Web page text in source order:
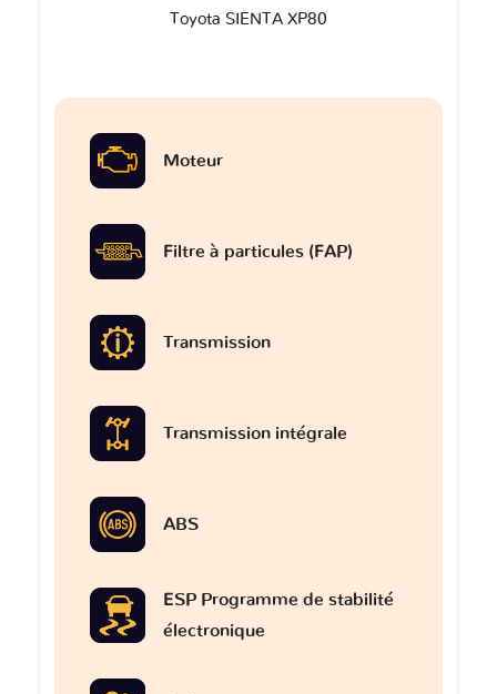
Toyota SIENTA XP80
Moteur
Filtre à particules (FAP)
Transmission
Transmission intégrale
ABS
ESP Programme de stabilité
électronique